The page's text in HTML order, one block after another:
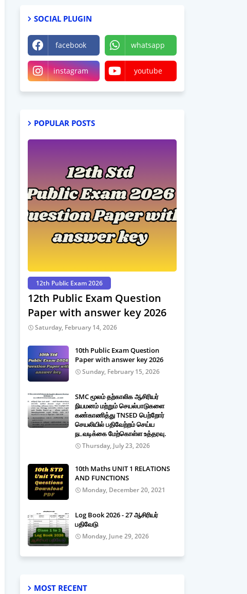
SOCIAL PLUGIN
facebook whatsapp
instagram youtube
POPULAR POSTS
12th Public Exam 2026
12th Public Exam Question
Paper with answer key 2026
Saturday, February 14, 2026
10th Public Exam Question
Paper with answer key 2026
Sunday, February 15, 2026
SMC மூலம் தற்காலிக ஆசிரியர்
நியமனம் மற்றும் செயல்பாடுகளை
கண்காணித்து TNSED பெற்றோர்
செயலியில் பதிவேற்றம் செய்ய
நடவடிக்கை மேற்கொள்ள உத்தரவு.
Thursday, July 23, 2026
10th Maths UNIT 1 RELATIONS
AND FUNCTIONS
Monday, December 20, 2021
Log Book 2026 - 27 ஆசிரியர்
பதிவேடு
Monday, June 29, 2026
MOST RECENT